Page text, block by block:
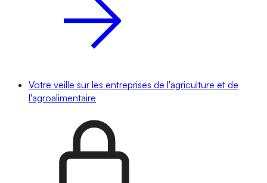
Votre veille sur les entreprises de l'agriculture et de
l'agroalimentaire